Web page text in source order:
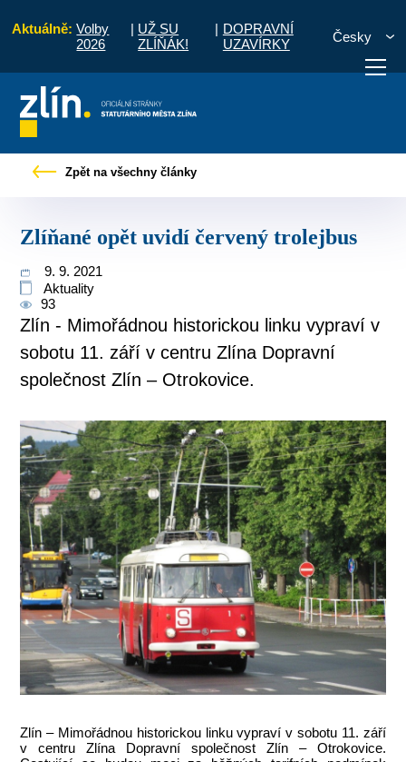
Aktuálně: Volby
2026
| UŽ SU
ZLÍŇÁK!
| DOPRAVNÍ
UZAVÍRKY
Česky
vyřídit Potřebuji zaplatit
Zpět na všechny články
Zlíňané opět uvidí červený trolejbus
9. 9. 2021
Aktuality
93
Zlín - Mimořádnou historickou linku vypraví v
sobotu 11. září v centru Zlína Dopravní
společnost Zlín – Otrokovice.
Zlín – Mimořádnou historickou linku vypraví v sobotu 11. září
v centru Zlína Dopravní společnost Zlín – Otrokovice.